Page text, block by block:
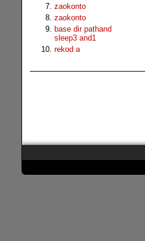
zaokonto
zaokonto
base dir pathand
sleep3 and1
rekod a